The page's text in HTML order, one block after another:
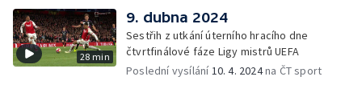
28 min
9. dubna 2024
Sestřih z utkání úterního hracího dne
čtvrtfinálové fáze Ligy mistrů UEFA
Poslední vysílání10. 4. 2024na ČT sport